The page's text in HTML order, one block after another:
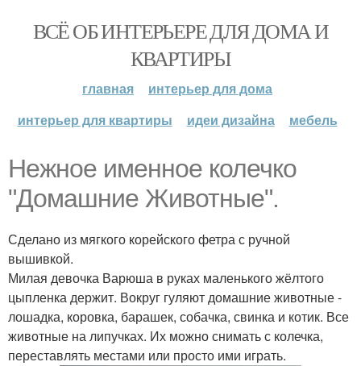
ВСЁ ОБ ИНТЕРЬЕРЕ ДЛЯ ДОМА И
КВАРТИРЫ
главная
интерьер для дома
интерьер для квартиры
идеи дизайна мебель
Нежное именное колечко
"Домашние Животные".
Сделано из мягкого корейского фетра с ручной
вышивкой.
Милая девочка Варюша в руках маленького жёлтого
цыпленка держит. Вокруг гуляют домашние животные -
лошадка, коровка, барашек, собачка, свинка и котик. Все
животные на липучках. Их можно снимать с колечка,
переставлять местами или просто ими играть.